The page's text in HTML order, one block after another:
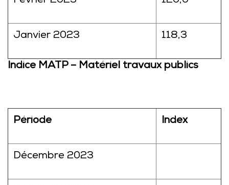
Janvier 2023 118,3
Indice MATP – Matériel travaux publics
Période Index
Décembre 2023